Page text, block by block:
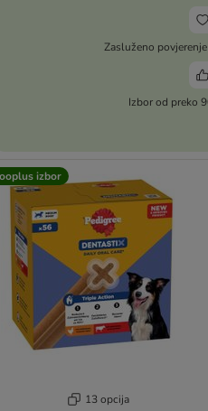
Zasluženo
Izbor od preko
izbor
13 opcija